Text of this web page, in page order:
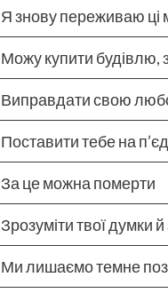
Я знову переживаю ці
Можу купити будівлю,
Виправдати свою
Поставити тебе на
За це можна померти
Зрозуміти твої думки
Ми лишаємо темне